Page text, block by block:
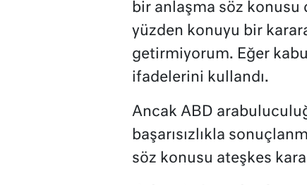
bir anlaşma söz konusu
yüzden konuyu bir
getirmiyorum. Eğer
ifadelerini kullandı.
Ancak ABD
başarısızlıkla
söz konusu ateşkes